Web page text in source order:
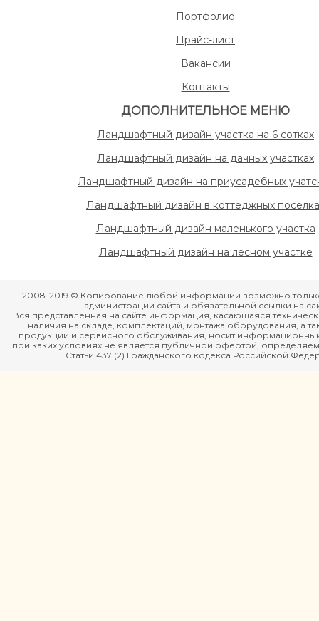
Портфолио
Прайс-лист
Вакансии
Контакты
ДОПОЛНИТЕЛЬНОЕ МЕНЮ
Ландшафтный дизайн участка на 6 сотках
Ландшафтный дизайн на дачных участках
Ландшафтный дизайн на приусадебных
Ландшафтный дизайн в коттеджных
Ландшафтный дизайн маленького участка
Ландшафтный дизайн на лесном участке
2008-2019 © Копирование любой информации возможно
администрации сайта и обязательной ссылки на
Вся представленная на сайте информация, касающаяся
наличия на складе, комплектаций, монтажа оборудования, а
продукции и сервисного обслуживания, носит
при каких условиях не является публичной офертой,
Статьи 437 (2) Гражданского кодекса Российской